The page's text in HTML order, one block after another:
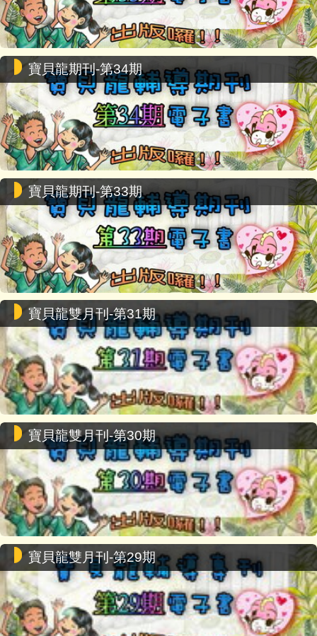
寶貝龍期刊-第34期
寶貝龍期刊-第33期
寶貝龍雙月刊-第31期
寶貝龍雙月刊-第30期
寶貝龍雙月刊-第29期